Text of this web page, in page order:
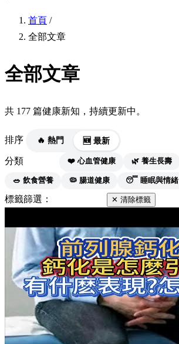
首頁 /
全部文章
全部文章
共 177 篇健康新知，持續更新中。
排序 🔥 熱門 🆕 最新
分類 ❤️ 心血管健康 🌿 養生長壽
🥗 飲食營養 🦠 腸道健康 😴 睡眠與情緒
標籤篩選： ✕ 清除標籤